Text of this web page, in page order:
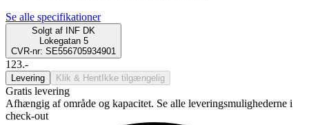
Se alle specifikationer
Solgt af
INF DK
Lokegatan 5
CVR-nr: SE556705934901
123.-
Levering Klik & Hent Ikke tilgængelig
Gratis levering
Afhængig af område og kapacitet. Se alle leveringsmulighederne i
check-out